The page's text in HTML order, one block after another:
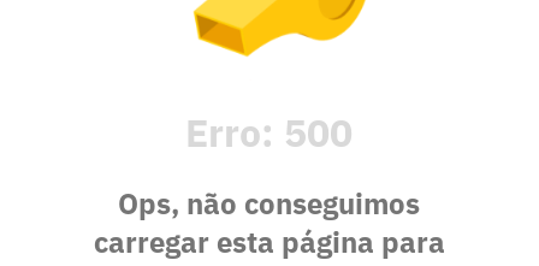
Erro: 500
Ops, não conseguimos
carregar esta página para